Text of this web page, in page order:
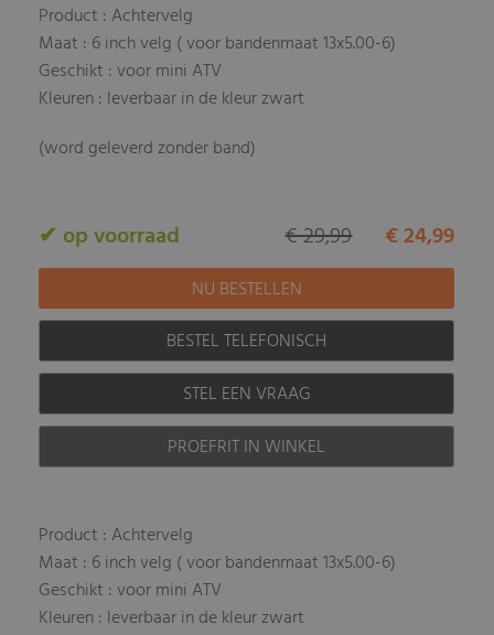
Product : Achtervelg
Maat : 6 inch velg ( voor bandenmaat 13x5.00-6)
Geschikt : voor mini ATV
Kleuren : leverbaar in de kleur zwart
(word geleverd zonder band)
✔ op voorraad € 24,99
€ 29,99
BESTEL TELEFONISCH
STEL EEN VRAAG
PROEFRIT IN WINKEL
Product : Achtervelg
Maat : 6 inch velg ( voor bandenmaat 13x5.00-6)
Geschikt : voor mini ATV
Kleuren : leverbaar in de kleur zwart